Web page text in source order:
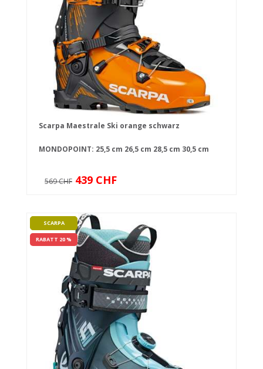
Scarpa Maestrale Ski orange schwarz
MONDOPOINT: 25,5 cm 26,5 cm 28,5 cm 30,5 cm
569 CHF 439 CHF
SCARPA
RABATT 20 %